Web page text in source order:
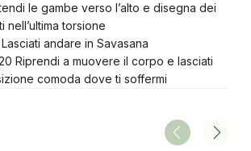
le gambe verso l’alto e disegna dei
torsione
andare in Savasana
Riprendi a muovere il corpo e lasciati
comoda dove ti soffermi